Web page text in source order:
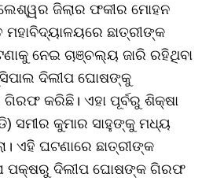
ଜିଲାର ଫକୀର ମୋହନ
ଛାତ୍ରୀଙ୍କ
ନେଇ ଚାଞ୍ଚଲ୍ୟ ଜାରି ରହିଥିବା
ଦିଲୀପ ଘୋଷଙ୍କୁ
କରିଛି। ଏହା ପୂର୍ବରୁ ଶିକ୍ଷା
ସମୀର କୁମାର ସାହୁଙ୍କୁ ମଧ୍ୟ
ଏହି ଘଟଣାରେ ଛାତ୍ରୀଙ୍କ
ପକ୍ଷରୁ ଦିଲୀପ ଘୋଷଙ୍କ ଗିରଫ